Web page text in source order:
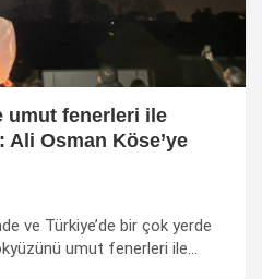
umut fenerleri ile
Ali Osman Köse’ye
ve Türkiye’de bir çok yerde
umut fenerleri ile…